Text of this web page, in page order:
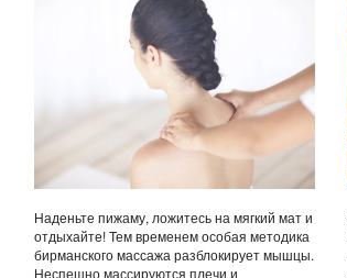
Наденьте пижаму, ложитесь на мягкий мат и
отдыхайте! Тем временем особая методика
бирманского массажа разблокирует мышцы.
Неспешно массируются плечи и